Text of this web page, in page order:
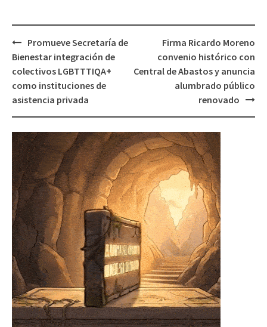
Post
navigation
Promueve Secretaría de
Bienestar integración de
colectivos LGBTTTIQA+
como instituciones de
asistencia privada
Firma Ricardo Moreno
convenio histórico con
Central de Abastos y anuncia
alumbrado público
renovado